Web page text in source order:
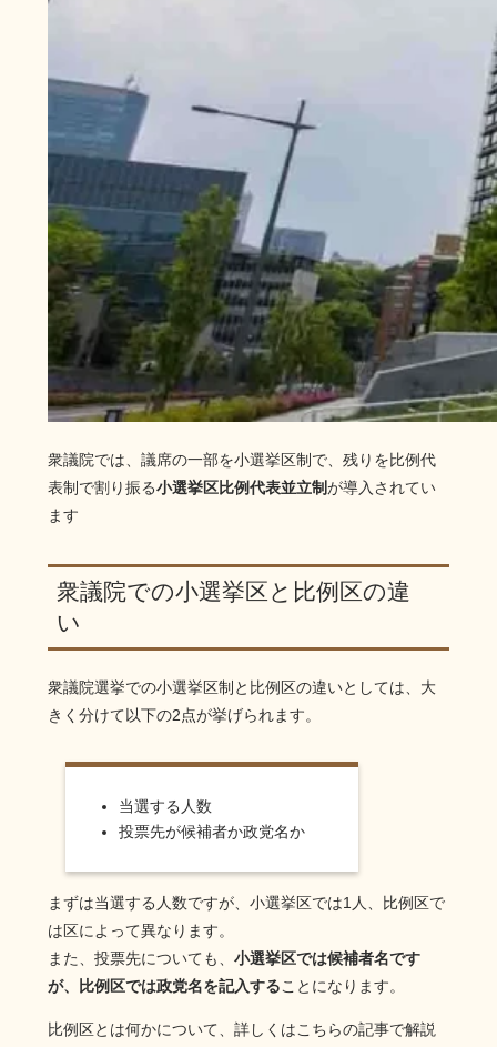
衆議院では、議席の一部を小選挙区制で、残りを比例代
表制で割り振る小選挙区比例代表並立制 が導入されてい
ます
衆議院での小選挙区と比例区の違
い
衆議院選挙での小選挙区制と比例区の違いとしては、大
きく分けて以下の2点が挙げられます。
当選する人数
投票先が候補者か政党名か
まずは当選する人数ですが、小選挙区では1人、比例区で
は区によって異なります。
また、投票先についても、 小選挙区では候補者名です
が、比例区では政党名を記入することになります。
比例区とは何かについて、詳しくはこちらの記事で解説